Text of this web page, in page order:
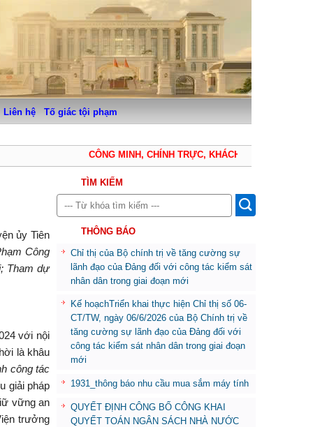
Liên hệ Tố giác tội phạm
CÔNG MINH, CHÍNH TRỰC, KHÁCH QUAN, THẬN
ủy Tiên
Công
Tham dự
với nội
là khâu
công tác
giải pháp
vững an
trưởng
TÌM KIẾM
THÔNG BÁO
Chỉ thị của Bộ chính trị về tăng cường sự
lãnh đạo của Đảng đối với công tác kiểm sát
nhân dân trong giai đoạn mới
Kế hoạchTriển khai thực hiện Chỉ thị số 06-
CT/TW, ngày 06/6/2026 của Bộ Chính trị về
tăng cường sự lãnh đạo của Đảng đối với
công tác kiểm sát nhân dân trong giai đoạn
mới
1931_thông báo nhu cầu mua sắm máy tính
QUYẾT ĐỊNH CÔNG BỐ CÔNG KHAI
QUYẾT TOÁN NGÂN SÁCH NHÀ NƯỚC